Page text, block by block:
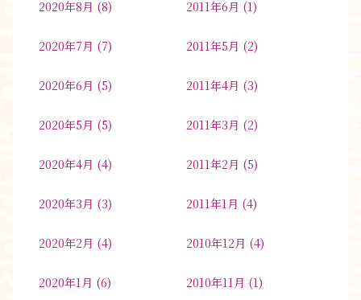
2020年8月 (8)
2020年7月 (7)
2020年6月 (5)
2020年5月 (5)
2020年4月 (4)
2020年3月 (3)
2020年2月 (4)
2020年1月 (6)
2011年6月 (1)
2011年5月 (2)
2011年4月 (3)
2011年3月 (2)
2011年2月 (5)
2011年1月 (4)
2010年12月 (4)
2010年11月 (1)